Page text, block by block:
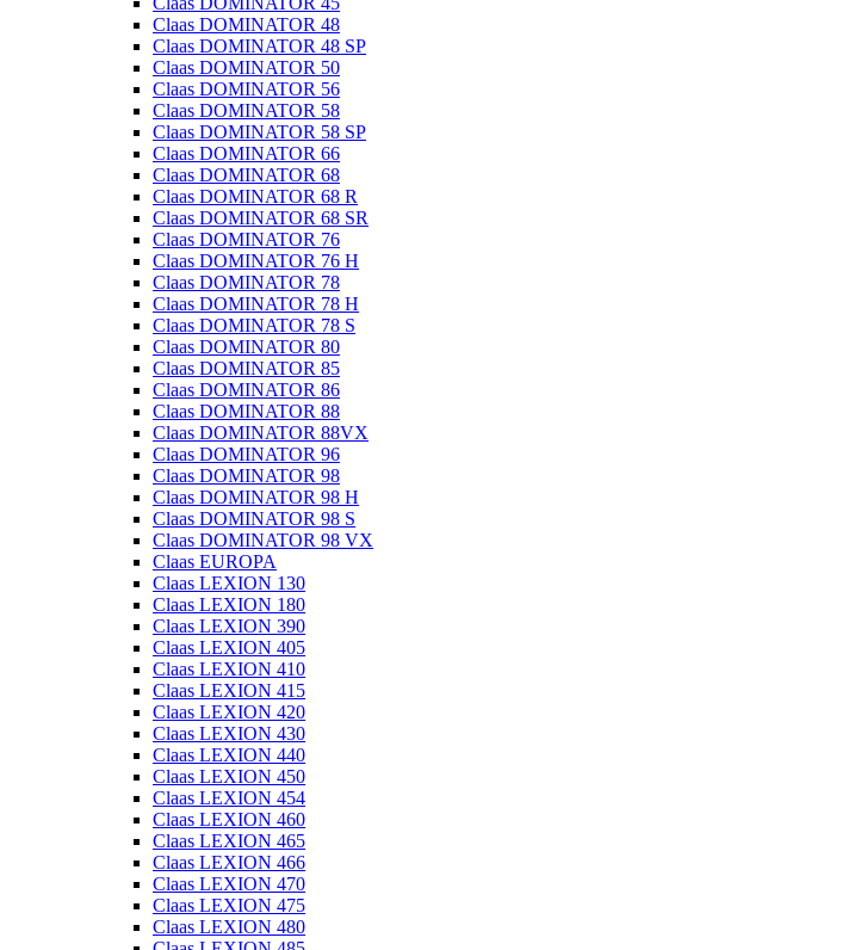
Claas DOMINATOR 48
Claas DOMINATOR 48 SP
Claas DOMINATOR 50
Claas DOMINATOR 56
Claas DOMINATOR 58
Claas DOMINATOR 58 SP
Claas DOMINATOR 66
Claas DOMINATOR 68
Claas DOMINATOR 68 R
Claas DOMINATOR 68 SR
Claas DOMINATOR 76
Claas DOMINATOR 76 H
Claas DOMINATOR 78
Claas DOMINATOR 78 H
Claas DOMINATOR 78 S
Claas DOMINATOR 80
Claas DOMINATOR 85
Claas DOMINATOR 86
Claas DOMINATOR 88
Claas DOMINATOR 88VX
Claas DOMINATOR 96
Claas DOMINATOR 98
Claas DOMINATOR 98 H
Claas DOMINATOR 98 S
Claas DOMINATOR 98 VX
Claas EUROPA
Claas LEXION 130
Claas LEXION 180
Claas LEXION 390
Claas LEXION 405
Claas LEXION 410
Claas LEXION 415
Claas LEXION 420
Claas LEXION 430
Claas LEXION 440
Claas LEXION 450
Claas LEXION 454
Claas LEXION 460
Claas LEXION 465
Claas LEXION 466
Claas LEXION 470
Claas LEXION 475
Claas LEXION 480